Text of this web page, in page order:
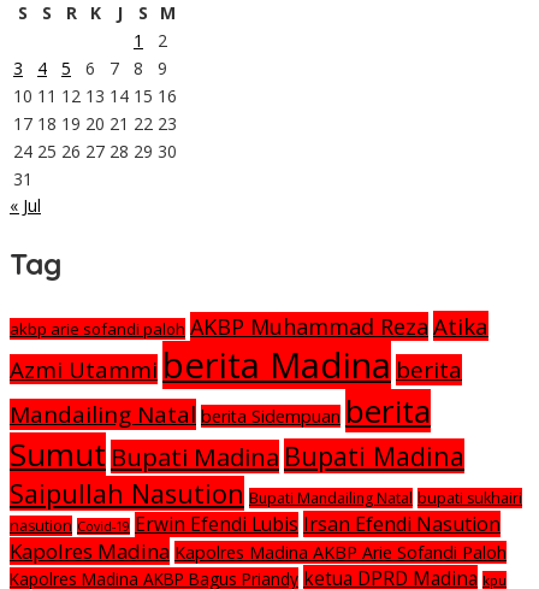
S
S R K J S
M
1
2
3
4 5 6 7 8
9
10 11 12 13 14 15 16
17 18 19 20 21 22 23
24 25 26 27 28 29 30
31
« Jul
Tag
akbp arie sofandi paloh AKBP Muhammad Reza Atika
Azmi Utammi berita Madina berita
Mandailing Natal berita Sidempuan berita
Sumut Bupati Madina Bupati Madina
Saipullah Nasution Bupati Mandailing Natal bupati sukhairi
nasution Covid-19 Erwin Efendi Lubis Irsan Efendi Nasution
Kapolres Madina Kapolres Madina AKBP Arie Sofandi Paloh
Kapolres Madina AKBP Bagus Priandy ketua DPRD Madina kpu